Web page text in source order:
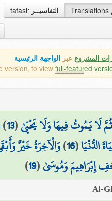
tafasir التفاسيــر Translations
المشروع عبر الواجهة الرئيسية
version, to view full-featured
ثُمَّ لَا يَمُوتُ فِيهَا وَلَا يَحْيَىٰ(
13
)
الدُّنْيَا(
16
)وَالْآخِرَةُ خَيْرٌ
إِبْرَاهِيمَ وَمُوسَىٰ(
19
)